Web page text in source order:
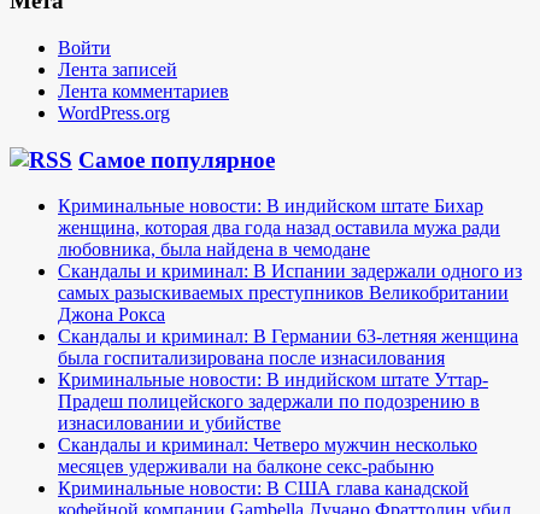
Войти
Лента записей
Лента комментариев
WordPress.org
Самое популярное
Криминальные новости: В индийском штате Бихар
женщина, которая два года назад оставила мужа ради
любовника, была найдена в чемодане
Скандалы и криминал: В Испании задержали одного из
самых разыскиваемых преступников Великобритании
Джона Рокса
Скандалы и криминал: В Германии 63-летняя женщина
была госпитализирована после изнасилования
Криминальные новости: В индийском штате Уттар-
Прадеш полицейского задержали по подозрению в
изнасиловании и убийстве
Скандалы и криминал: Четверо мужчин несколько
месяцев удерживали на балконе секс-рабыню
Криминальные новости: В США глава канадской